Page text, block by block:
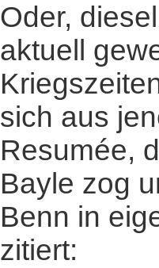
Oder,
aktuell
sich aus
Resumée,
Bayle zog
Benn in
zitiert: